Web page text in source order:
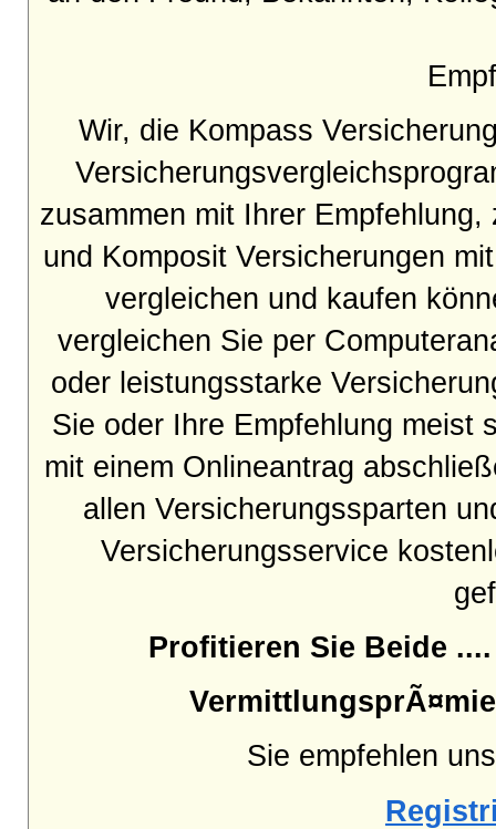
Wir, die Kompass
zusammen mit Ihrer
und Komposit Versicherungen
vergleichen und kaufen
vergleichen Sie per
oder leistungsstarke
Sie oder Ihre Empfehlung meist
mit einem Onlineantrag
allen Versicherungssparten
Versicherungsservice
Profitieren Sie
Sie empfehlen